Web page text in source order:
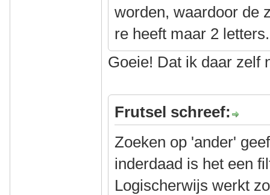
worden, waardoor de
re heeft maar 2 letters.
Goeie! Dat ik daar zelf
Frutsel schreef:
Zoeken op 'ander'
inderdaad is het een
Logischerwijs werkt